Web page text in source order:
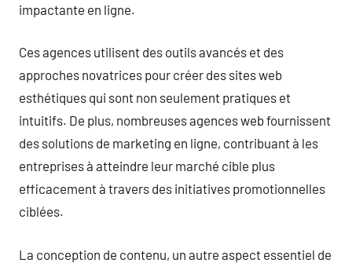
impactante en ligne.
Ces agences utilisent des outils avancés et des
approches novatrices pour créer des sites web
esthétiques qui sont non seulement pratiques et
intuitifs. De plus, nombreuses agences web fournissent
des solutions de marketing en ligne, contribuant à les
entreprises à atteindre leur marché cible plus
efficacement à travers des initiatives promotionnelles
ciblées.
La conception de contenu, un autre aspect essentiel de